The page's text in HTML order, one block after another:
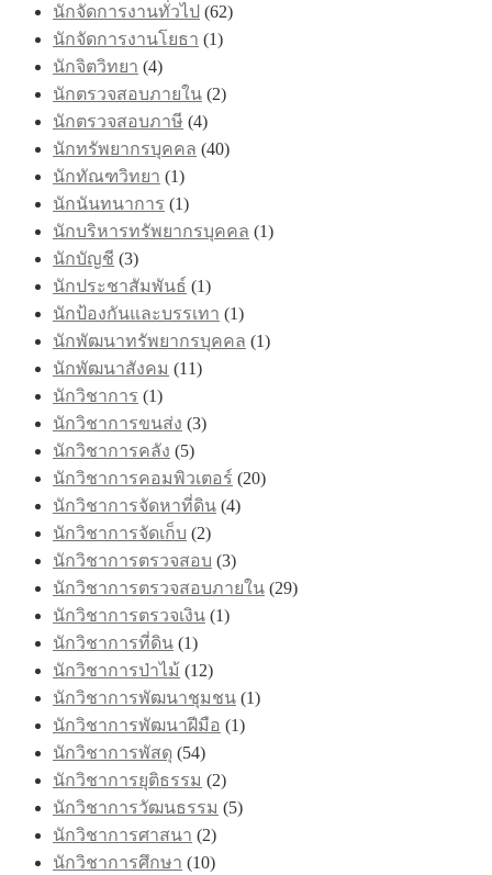
นักจัดการงานทั่วไป (62)
นักจัดการงานโยธา (1)
นักจิตวิทยา (4)
นักตรวจสอบภายใน (2)
นักตรวจสอบภาษี (4)
นักทรัพยากรบุคคล (40)
นักทัณฑวิทยา (1)
นักนันทนาการ (1)
นักบริหารทรัพยากรบุคคล (1)
นักบัญชี (3)
นักประชาสัมพันธ์ (1)
นักป้องกันและบรรเทา (1)
นักพัฒนาทรัพยากรบุคคล (1)
นักพัฒนาสังคม (11)
นักวิชาการ (1)
นักวิชาการขนส่ง (3)
นักวิชาการคลัง (5)
นักวิชาการคอมพิวเตอร์ (20)
นักวิชาการจัดหาที่ดิน (4)
นักวิชาการจัดเก็บ (2)
นักวิชาการตรวจสอบ (3)
นักวิชาการตรวจสอบภายใน (29)
นักวิชาการตรวจเงิน (1)
นักวิชาการที่ดิน (1)
นักวิชาการป่าไม้ (12)
นักวิชาการพัฒนาชุมชน (1)
นักวิชาการพัฒนาฝีมือ (1)
นักวิชาการพัสดุ (54)
นักวิชาการยุติธรรม (2)
นักวิชาการวัฒนธรรม (5)
นักวิชาการศาสนา (2)
นักวิชาการศึกษา (10)